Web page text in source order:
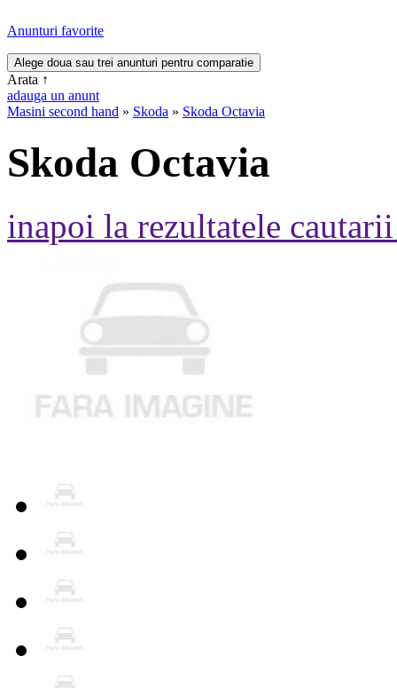
Anunturi favorite
Arata ↑
adauga un anunt
Masini second hand » Skoda » Skoda Octavia
Skoda Octavia
inapoi la rezultatele